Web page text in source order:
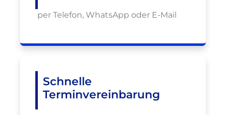
per Telefon, WhatsApp oder E-Mail
Schnelle
Terminvereinbarung